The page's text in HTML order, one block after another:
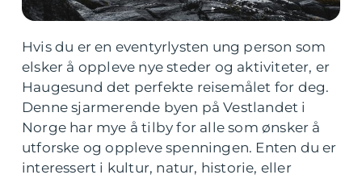
Hvis du er en eventyrlysten ung person som
elsker å oppleve nye steder og aktiviteter, er
Haugesund det perfekte reisemålet for deg.
Denne sjarmerende byen på Vestlandet i
Norge har mye å tilby for alle som ønsker å
utforske og oppleve spenningen. Enten du er
interessert i kultur, natur, historie, eller